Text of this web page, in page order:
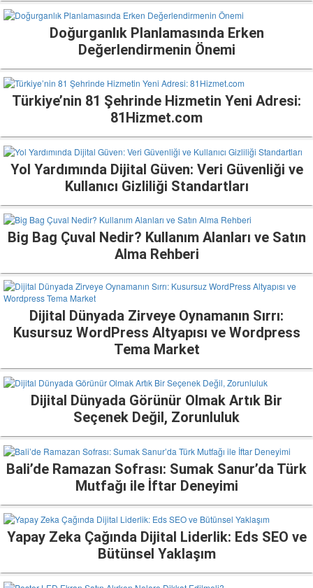
Doğurganlık Planlamasında Erken
Değerlendirmenin Önemi
Türkiye’nin 81 Şehrinde Hizmetin Yeni Adresi:
81Hizmet.com
Yol Yardımında Dijital Güven: Veri Güvenliği ve
Kullanıcı Gizliliği Standartları
Big Bag Çuval Nedir? Kullanım Alanları ve Satın
Alma Rehberi
Dijital Dünyada Zirveye Oynamanın Sırrı:
Kusursuz WordPress Altyapısı ve Wordpress
Tema Market
Dijital Dünyada Görünür Olmak Artık Bir
Seçenek Değil, Zorunluluk
Bali’de Ramazan Sofrası: Sumak Sanur’da Türk
Mutfağı ile İftar Deneyimi
Yapay Zeka Çağında Dijital Liderlik: Eds SEO ve
Bütünsel Yaklaşım